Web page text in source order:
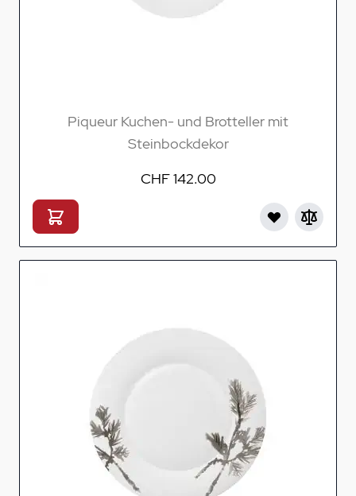
Piqueur Kuchen- und Brotteller mit
Steinbockdekor
CHF 142.00